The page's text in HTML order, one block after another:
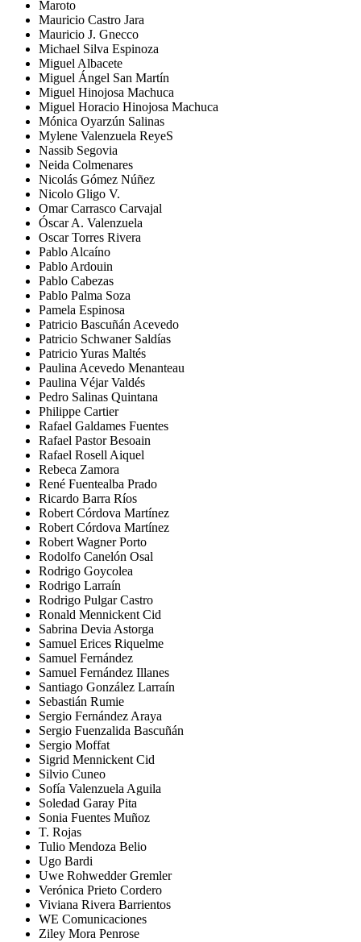
Maroto
Mauricio Castro Jara
Mauricio J. Gnecco
Michael Silva Espinoza
Miguel Albacete
Miguel Ángel San Martín
Miguel Hinojosa Machuca
Miguel Horacio Hinojosa Machuca
Mónica Oyarzún Salinas
Mylene Valenzuela ReyeS
Nassib Segovia
Neida Colmenares
Nicolás Gómez Núñez
Nicolo Gligo V.
Omar Carrasco Carvajal
Óscar A. Valenzuela
Oscar Torres Rivera
Pablo Alcaíno
Pablo Ardouin
Pablo Cabezas
Pablo Palma Soza
Pamela Espinosa
Patricio Bascuñán Acevedo
Patricio Schwaner Saldías
Patricio Yuras Maltés
Paulina Acevedo Menanteau
Paulina Véjar Valdés
Pedro Salinas Quintana
Philippe Cartier
Rafael Galdames Fuentes
Rafael Pastor Besoain
Rafael Rosell Aiquel
Rebeca Zamora
René Fuentealba Prado
Ricardo Barra Ríos
Robert Córdova Martínez
Robert Córdova Martínez
Robert Wagner Porto
Rodolfo Canelón Osal
Rodrigo Goycolea
Rodrigo Larraín
Rodrigo Pulgar Castro
Ronald Mennickent Cid
Sabrina Devia Astorga
Samuel Erices Riquelme
Samuel Fernández
Samuel Fernández Illanes
Santiago González Larraín
Sebastián Rumie
Sergio Fernández Araya
Sergio Fuenzalida Bascuñán
Sergio Moffat
Sigrid Mennickent Cid
Silvio Cuneo
Sofía Valenzuela Aguila
Soledad Garay Pita
Sonia Fuentes Muñoz
T. Rojas
Tulio Mendoza Belio
Ugo Bardi
Uwe Rohwedder Gremler
Verónica Prieto Cordero
Viviana Rivera Barrientos
WE Comunicaciones
Ziley Mora Penrose